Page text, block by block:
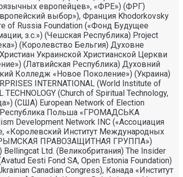
европейцев», «ФРЕ») (ФРГ)
выбор»), Франция Khodorkovsky
of Russia Foundation («Фонд Будущее
з.с.») (Чешская Республика) Project
(Королевство Бельгия) Духовне
Украинской Христианской Церкви
(Латвийская Республика) Духовний
Колледж «Новое Поколение») (Украина)
INTERNATIONAL (World Institute of
(Church of Spiritual Technology,
(США) European Network of Election
Республика Польша «ГРОМАДСЬКА
Network INC («Ассоциация
«Королевский Институт Международных
ПРАВОЗАЩИТНАЯ ГРУППА»)
Ltd. (Великобритания) The Insider
Eesti Fond SA, Open Estonia Foundation)
Canadian Congress), Канада «Институт